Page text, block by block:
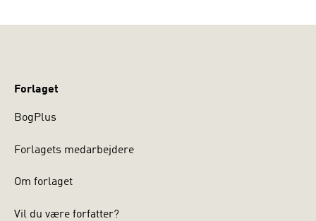
Forlaget
BogPlus
Forlagets medarbejdere
Om forlaget
Vil du være forfatter?